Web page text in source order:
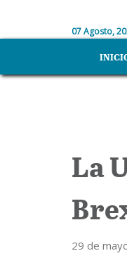
07 Agosto,
La
29 de